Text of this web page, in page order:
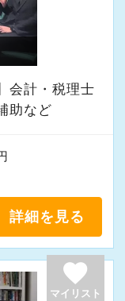
会計・税理士
助など
詳細を見る
favorite
マイリスト